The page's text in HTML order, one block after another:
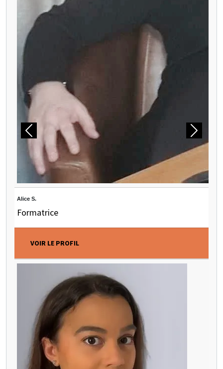
Alice S.
Formatrice
VOIR LE PROFIL
Précédent Suivant